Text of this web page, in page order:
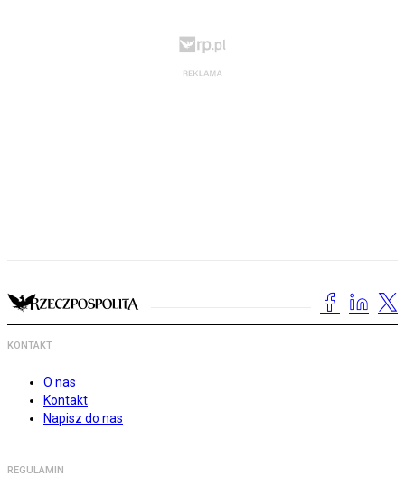
KONTAKT
O nas
Kontakt
Napisz do nas
REGULAMIN